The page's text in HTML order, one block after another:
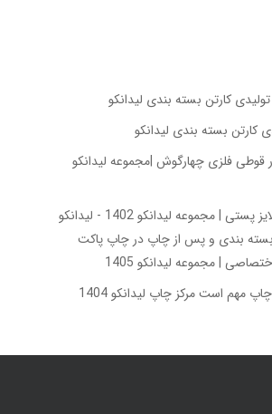
تولیدی کارتن بسته‌ بندی لیدانکو
کارتن بسته‌ بندی لیدانکو
قوطی فلزی چهارگوش |مجموعه لیدانکو
خرید پاکت متالایز پستی | مجموعه لیدانکو 1402 - لیدانکو
بندی و پس از چاپ در چاپ پاکت
| مجموعه لیدانکو 1405
چاپ مهم است مرکز چاپ لیدانکو 1404